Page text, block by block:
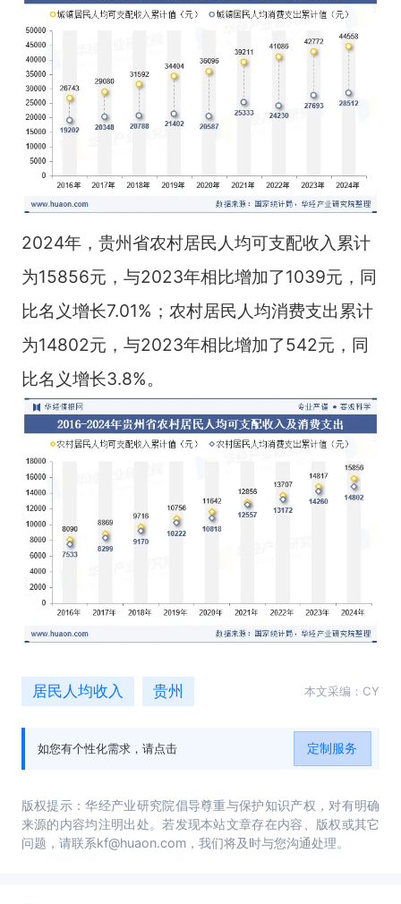
2024年，贵州省农村居民人均可支配收入累计
为15856元，与2023年相比增加了1039元，同
比名义增长7.01%；农村居民人均消费支出累计
为14802元，与2023年相比增加了542元，同
比名义增长3.8%。
居民人均收入 贵州 本文采编：CY
如您有个性化需求，请点击 定制服务
版权提示：华经产业研究院倡导尊重与保护知识产权，对有明确
来源的内容均注明出处。若发现本站文章存在内容、版权或其它
问题，请联系kf@huaon.com，我们将及时与您沟通处理。